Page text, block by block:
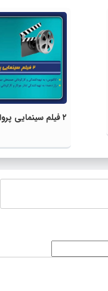
۲ فیلم سینمایی پروانه نمایش گرفتند